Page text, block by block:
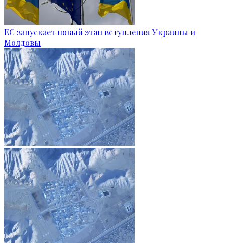
ЕС запускает новый этап вступления Украины и
Молдовы